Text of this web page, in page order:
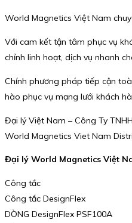
World Magnetics Việt Nam
Với cam kết tận tâm phục vụ
chỉnh linh hoạt, dịch vụ nhanh
Chính phương pháp tiếp cận
hào phục vụ mạng lưới khách
Đại lý Việt Nam – Công Ty
World Magnetics Viet Nam
Đại lý World Magnetics Việt
Công tắc
Công tắc DesignFlex
DÒNG DesignFlex PSF100A